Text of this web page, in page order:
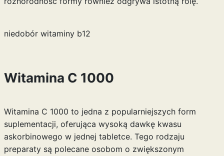
niedobór witaminy b12
Witamina C 1000
Witamina C 1000 to jedna z popularniejszych form
suplementacji, oferująca wysoką dawkę kwasu
askorbinowego w jednej tabletce. Tego rodzaju
preparaty są polecane osobom o zwiększonym